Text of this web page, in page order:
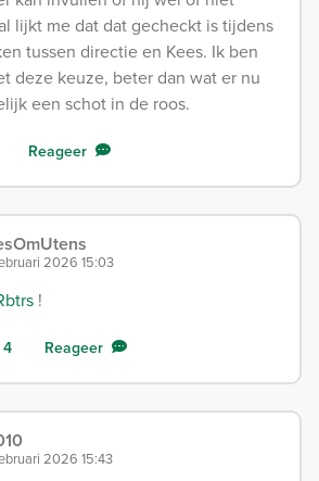
lijkt me dat dat gecheckt is tijdens
tussen directie en Kees. Ik ben
deze keuze, beter dan wat er nu
een schot in de roos.
Reageer
2026 15:03
!
4 Reageer
2026 15:43